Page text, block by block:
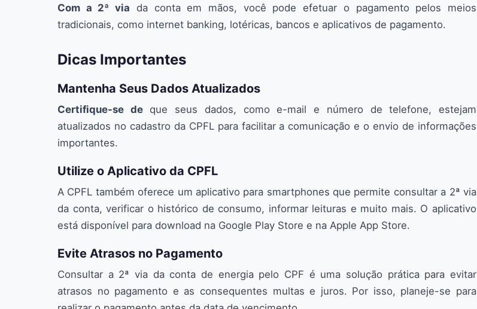
Com a 2ª via da conta em mãos, você pode efetuar o pagamento pelos meios
tradicionais, como internet banking, lotéricas, bancos e aplicativos de pagamento.
Dicas Importantes
Mantenha Seus Dados Atualizados
Certifique-se deque seus dados, como e-mail e número de telefone, estejam
atualizados no cadastro da CPFL para facilitar a comunicação e o envio de informações
importantes.
Utilize o Aplicativo da CPFL
A CPFL também oferece um aplicativo para smartphones que permite consultar a 2ª via
da conta, verificar o histórico de consumo, informar leituras e muito mais. O aplicativo
está disponível para download na Google Play Store e na Apple App Store.
Evite Atrasos no Pagamento
Consultar a 2ª via da conta de energia pelo CPF é uma solução prática para evitar
atrasos no pagamento e as consequentes multas e juros. Por isso, planeje-se para